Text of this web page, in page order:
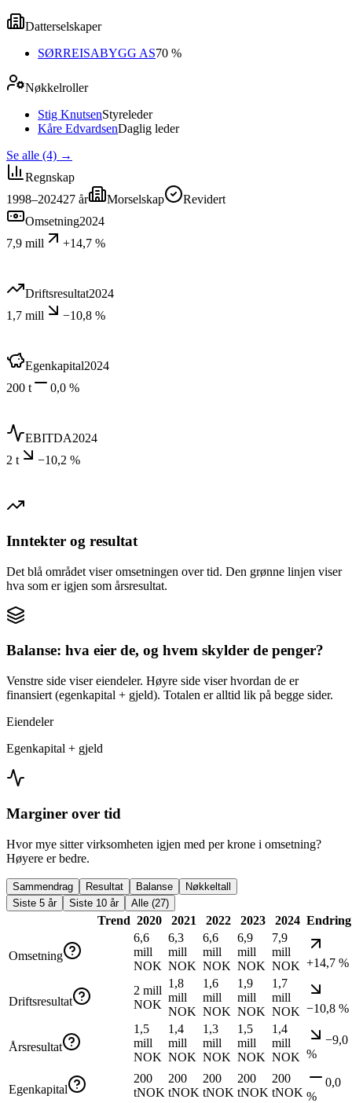
Datterselskaper
SØRREISABYGG AS70 %
Nøkkelroller
Stig KnutsenStyreleder
Kåre EdvardsenDaglig leder
Se alle (4) →
Regnskap
1998–202427 år Morselskap
Revidert
Omsetning2024
7,9 mill
+14,7 %
Driftsresultat2024
1,7 mill
−10,8 %
Egenkapital2024
200 t
0,0 %
EBITDA2024
2 t
−10,2 %
Inntekter og resultat
Det blå området viser omsetningen over tid. Den grønne linjen viser
hva som er igjen som årsresultat.
Balanse: hva eier de, og hvem skylder de penger?
Venstre side viser eiendeler. Høyre side viser hvordan de er
finansiert (egenkapital + gjeld). Totalen er alltid lik på begge sider.
Eiendeler
Egenkapital + gjeld
Marginer over tid
Hvor mye sitter virksomheten igjen med per krone i omsetning?
Høyere er bedre.
Sammendrag Resultat Balanse
Nøkkeltall
Siste 5 år
Siste 10 år Alle (27)
Trend 2020 2021 2022 2023 2024 Endring
Omsetning
6,6
mill
NOK
6,3
mill
NOK
6,6
mill
NOK
6,9
mill
NOK
7,9
mill
NOK +14,7 %
Driftsresultat
2 mill
NOK
1,8
mill
NOK
1,6
mill
NOK
1,9
mill
NOK
1,7
mill
NOK −10,8 %
Årsresultat
1,5
mill
NOK
1,4
mill
NOK
1,3
mill
NOK
1,5
mill
NOK
1,4
mill
NOK
−9,0
%
Egenkapital
200
tNOK
200
tNOK
200
tNOK
200
tNOK
200
tNOK
0,0
%